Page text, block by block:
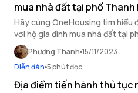
mua nhà đất tại phố Thanh
Hãy cùng OneHousing tìm hiểu
với hộ gia đình mua nhà đất tại
Trưng qua bài viết dưới đây.
Phương Thanh 15/11/2023
Diễn đàn 5 phút đọc
Địa điểm tiến hành thủ tục